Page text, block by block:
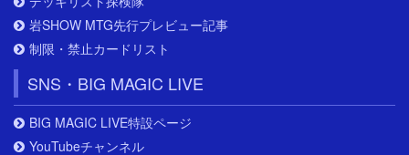
岩SHOW MTG先行プレビュー記事
制限・禁止カードリスト
SNS・BIG MAGIC LIVE
BIG MAGIC LIVE特設ページ
YouTubeチャンネル